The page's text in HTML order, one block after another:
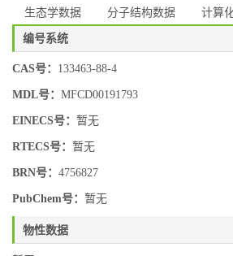
生态学数据
分子结构数据 计算
编号系统
CAS号： 133463-88-4
MDL号： MFCD00191793
EINECS号： 暂无
RTECS号： 暂无
BRN号： 4756827
PubChem号： 暂无
物性数据